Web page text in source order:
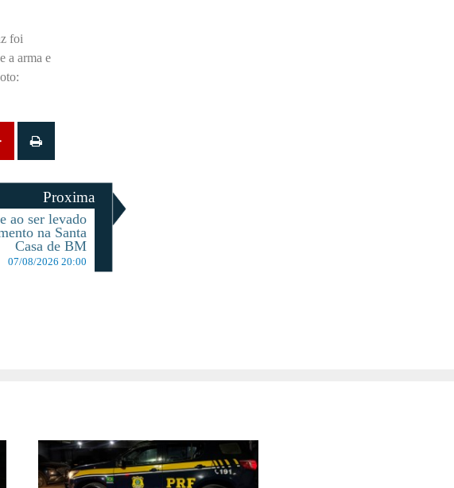
foi
a arma e
Proxima
ao ser levado
na Santa
Casa de BM
07/08/2026 20:00